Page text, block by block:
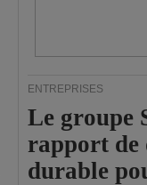
ENTREPRISES
Le groupe
rapport de
durable